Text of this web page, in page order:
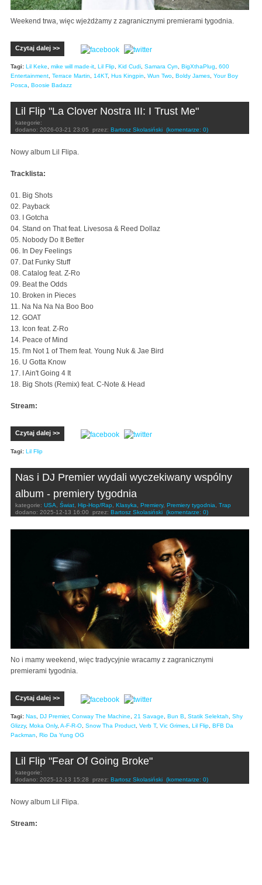
Weekend trwa, więc wjeżdżamy z zagranicznymi premierami tygodnia.
Czytaj dalej >>
Tagi: Lil Keke mike will made-it Lil Flip Kid Cudi Samara Cyn BigXthaPlug
600
Entertainment Terrace Martin 14KT, Hus Kingpin Wun Two Boldy James Your Boy
Posca
Boosie Badazz
Lil Flip "La Clover Nostra III: I Trust Me"
kategorie:
dodano: 2026-03-21 23:05 przez: Bartosz Skolasiński (komentarze: 0)
Nowy album Lil Flipa.
Tracklista:
01. Big Shots
02. Payback
03. I Gotcha
04. Stand on That feat. Livesosa & Reed Dollaz
05. Nobody Do It Better
06. In Dey Feelings
07. Dat Funky Stuff
08. Catalog feat. Z-Ro
09. Beat the Odds
10. Broken in Pieces
11. Na Na Na Na Boo Boo
12. GOAT
13. Icon feat. Z-Ro
14. Peace of Mind
15. I'm Not 1 of Them feat. Young Nuk & Jae Bird
16. U Gotta Know
17. I Ain't Going 4 It
18. Big Shots (Remix) feat. C-Note & Head
Stream:
Czytaj dalej >>
Tagi: Lil Flip
Nas i DJ Premier wydali wyczekiwany wspólny
album - premiery tygodnia
kategorie: USA Świat Hip-Hop/Rap Klasyka Premiery, Premiery tygodnia
Trap
dodano: 2025-12-13 16:00 przez: Bartosz Skolasiński (komentarze: 0)
No i mamy weekend, więc tradycyjnie wracamy z zagranicznymi
premierami tygodnia.
Czytaj dalej >>
Tagi: Nas DJ Premier, Conway The Machine 21 Savage Bun B Statik Selektah
Shy
Glizzy, Moka Only, A-F-R-O Snow Tha Product Verb T, Vic Grimes Lil Flip BFB Da
Packman
Rio Da Yung OG
Lil Flip "Fear Of Going Broke"
kategorie:
dodano: 2025-12-13 15:28 przez: Bartosz Skolasiński (komentarze: 0)
Nowy album Lil Flipa.
Stream: